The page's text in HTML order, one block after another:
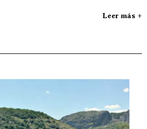
Leer más +